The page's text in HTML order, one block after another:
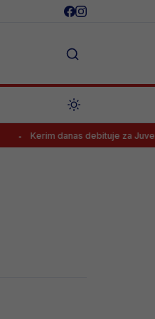
Kerim danas debituje za